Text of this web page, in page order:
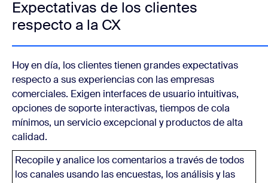
Expectativas de los clientes
respecto a la CX
Hoy en día, los clientes tienen grandes expectativas
respecto a sus experiencias con las empresas
comerciales. Exigen interfaces de usuario intuitivas,
opciones de soporte interactivas, tiempos de cola
mínimos, un servicio excepcional y productos de alta
calidad.
Recopile y analice los comentarios a través de todos
los canales usando lasencuestas, los análisis y las